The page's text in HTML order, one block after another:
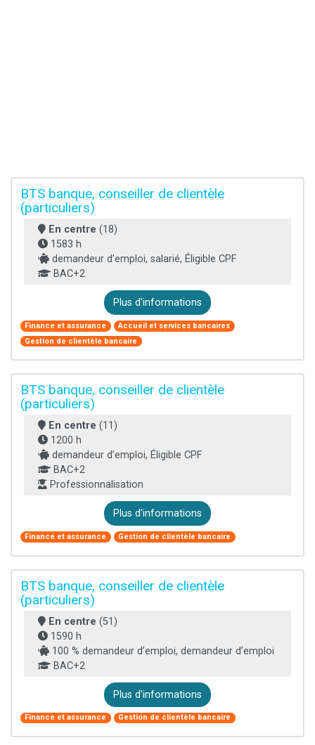
BTS banque, conseiller de clientèle
(particuliers)
En centre (18)
1583 h
demandeur d’emploi, salarié, Éligible CPF
BAC+2
Plus d'informations
Finance et assurance
Accueil et services bancaires
Gestion de clientèle bancaire
BTS banque, conseiller de clientèle
(particuliers)
En centre (11)
1200 h
demandeur d’emploi, Éligible CPF
BAC+2
Professionnalisation
Plus d'informations
Finance et assurance Gestion de clientèle bancaire
BTS banque, conseiller de clientèle
(particuliers)
En centre (51)
1590 h
100 % demandeur d’emploi, demandeur d’emploi
BAC+2
Plus d'informations
Finance et assurance Gestion de clientèle bancaire